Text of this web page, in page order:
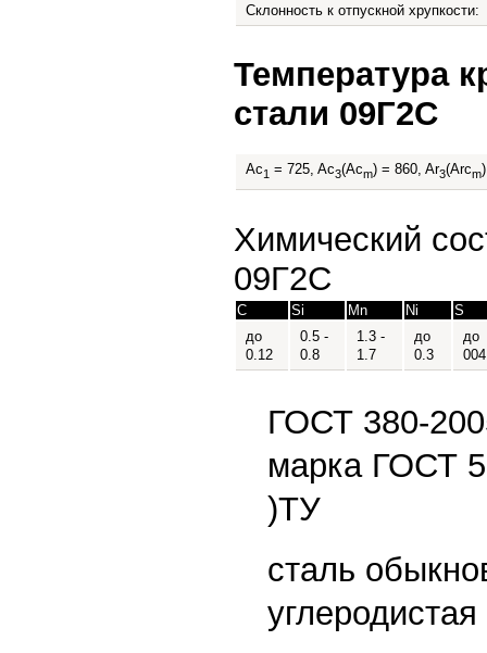
Склонность к отпускной хрупкости:
Температура
стали 09Г2С
Ac1 = 725, Ac3(Acm) = 860, Ar3(Arcm
Химический
09Г2С
C Si Mn Ni
S
до
0.12
0.5 -
0.8
1.3 -
1.7
до
0.3
до
004
ГОСТ 380-
марка ГОСТ
)ТУ
сталь